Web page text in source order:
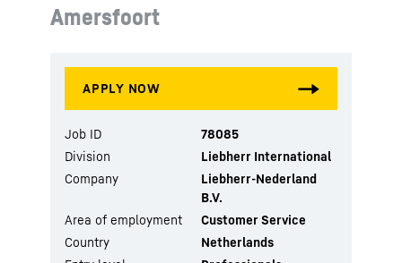
Amersfoort
Job ID
78085
Division
Liebherr International
Company
Liebherr-Nederland
B.V.
Area of employment
Customer Service
Country
Netherlands